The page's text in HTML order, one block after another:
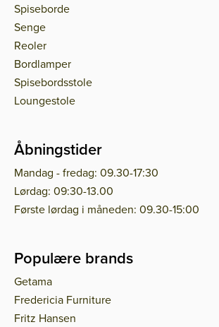
Spiseborde
Senge
Reoler
Bordlamper
Spisebordsstole
Loungestole
Åbningstider
Mandag - fredag: 09.30-17:30
Lørdag: 09:30-13.00
Første lørdag i måneden: 09.30-15:00
Populære brands
Getama
Fredericia Furniture
Fritz Hansen